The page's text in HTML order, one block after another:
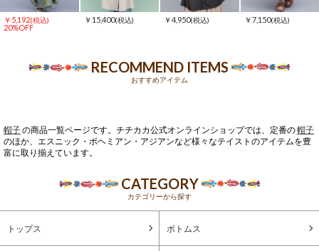
￥5,192(税込)
20%OFF
￥15,400(税込) ￥4,950(税込) ￥7,150(税込)
RECOMMEND ITEMS
おすすめアイテム
帽子の商品一覧ページです。チチカカ公式オンラインショップでは、定番の帽子
のほか、エスニック・ボヘミアン・アジアンなど様々なテイストのアイテムを豊
富に取り揃えています。
CATEGORY
カテゴリーから探す
トップス ボトムス